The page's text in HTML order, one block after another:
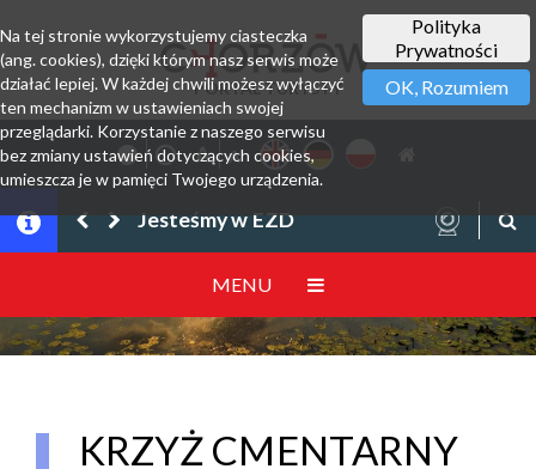
PORTAL TURYSTY
Jesteśmy w EZD
MENU
KRZYŻ CMENTARNY
Polityka
Prywatności
OK, Rozumiem
Na tej stronie wykorzystujemy ciasteczka
(ang. cookies), dzięki którym nasz serwis może
działać lepiej. W każdej chwili możesz wyłączyć
ten mechanizm w ustawieniach swojej
przeglądarki. Korzystanie z naszego serwisu
bez zmiany ustawień dotyczących cookies,
umieszcza je w pamięci Twojego urządzenia.